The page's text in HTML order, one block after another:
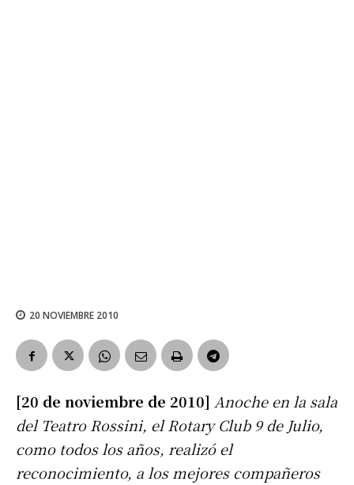
20 NOVIEMBRE 2010
[20 de noviembre de 2010] Anoche en la sala
del Teatro Rossini, el Rotary Club 9 de Julio,
como todos los años, realizó el
reconocimiento, a los mejores compañeros